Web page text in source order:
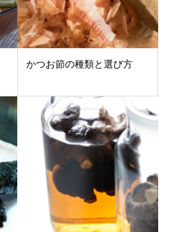
かつお節の種類と選び方